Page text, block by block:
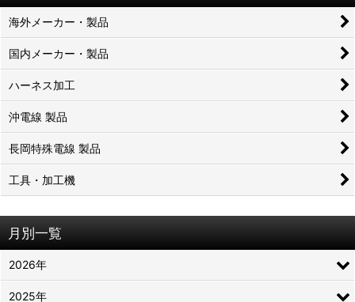
海外メーカー・製品
国内メーカー・製品
ハーネス加工
沖電線 製品
長岡特殊電線 製品
工具・加工機
月別一覧
2026年
2025年